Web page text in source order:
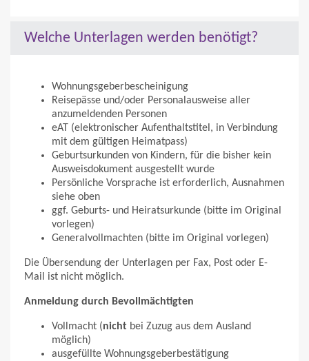
Welche Unterlagen werden benötigt?
Wohnungsgeberbescheinigung
Reisepässe und/oder Personalausweise aller
anzumeldenden Personen
eAT (elektronischer Aufenthaltstitel, in Verbindung
mit dem gültigen Heimatpass)
Geburtsurkunden von Kindern, für die bisher kein
Ausweisdokument ausgestellt wurde
Persönliche Vorsprache ist erforderlich, Ausnahmen
siehe oben
ggf. Geburts- und Heiratsurkunde (bitte im Original
vorlegen)
Generalvollmachten (bitte im Original vorlegen)
Die Übersendung der Unterlagen per Fax, Post oder E-
Mail ist nicht möglich.
Anmeldung durch Bevollmächtigten
Vollmacht (nicht bei Zuzug aus dem Ausland
möglich)
ausgefüllte Wohnungsgeberbestätigung